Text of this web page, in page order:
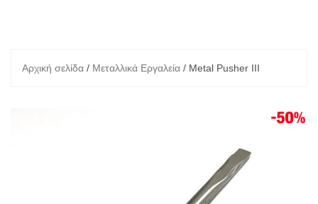
Αρχική σελίδα / Μεταλλικά Εργαλεία / Metal Pusher III